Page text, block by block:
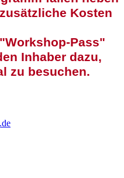
Kosten
Pass"
Inhaber dazu,
zu besuchen.